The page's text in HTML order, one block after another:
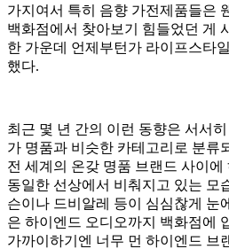
가지여서 특히 음향 가전제품들은
백화점에서 찾아보기 힘들었던 게
한 가운데 언제부턴가 라이프스타
했다.
최근 몇 년 간의 이런 동향은 서서
가 명품과 비슷한 카테고리로 분류
전 세계의 온갖 명품 브랜드 사이
동일한 선상에서 비춰지고 있는 모
슨이나 드비알레 등이 심심찮게 눈
은 하이엔드 오디오까지 백화점에
가까이하기엔 너무 먼 하이엔드 브